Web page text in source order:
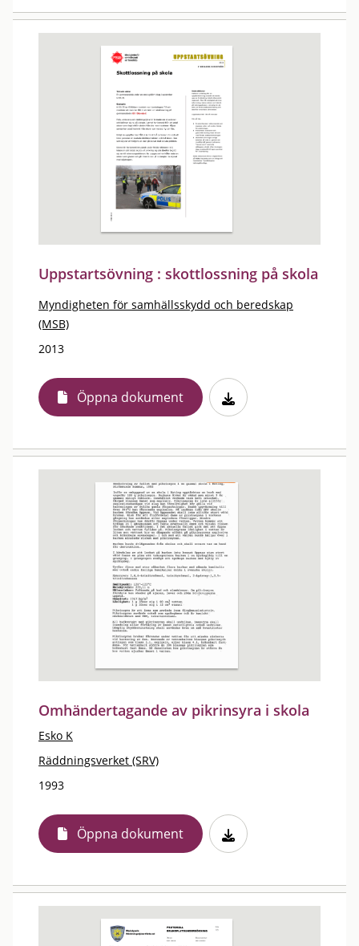
Uppstartsövning : skottlossning på skola
Myndigheten för samhällsskydd och beredskap
(MSB)
2013
Öppna dokument
Omhändertagande av pikrinsyra i skola
Esko K
Räddningsverket (SRV)
1993
Öppna dokument